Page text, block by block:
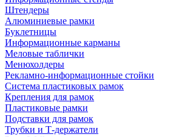
Штендеры
Алюминиевые рамки
Буклетницы
Информационные карманы
Меловые таблички
Менюхолдеры
Рекламно-информационные стойки
Система пластиковых рамок
Крепления для рамок
Пластиковые рамки
Подставки для рамок
Трубки и Т-держатели